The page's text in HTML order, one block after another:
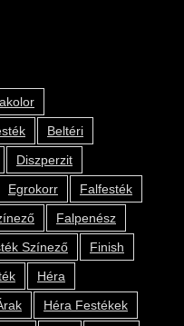
Beltéri
Diszperzit
Egrokorr
Falfesték
Falpenész
Színező
Finish
Héra
Héra Festékek